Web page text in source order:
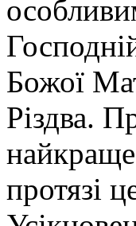
Божої
Різдва.
найкраще
протязі